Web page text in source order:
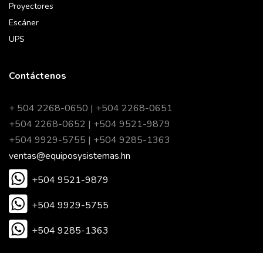
Proyectores
Escáner
UPS
Contáctenos
+ 504 2268-0650 | +504 2268-0651
+504 2268-0652 | +504 9521-9879
+504 9929-5755 | +504 9285-1363
ventas@equiposysistemas.hn
+504 9521-9879
+504 9929-5755
+504 9285-1363